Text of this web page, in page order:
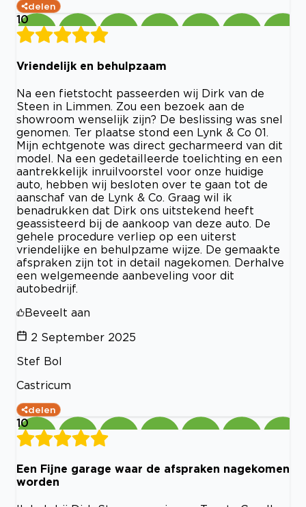
delen
10
Vriendelijk en behulpzaam
Na een fietstocht passeerden wij Dirk van de
Steen in Limmen. Zou een bezoek aan de
showroom wenselijk zijn? De beslissing was snel
genomen. Ter plaatse stond een Lynk & Co 01.
Mijn echtgenote was direct gecharmeerd van dit
model. Na een gedetailleerde toelichting en een
aantrekkelijk inruilvoorstel voor onze huidige
auto, hebben wij besloten over te gaan tot de
aanschaf van de Lynk & Co. Graag wil ik
benadrukken dat Dirk ons uitstekend heeft
geassisteerd bij de aankoop van deze auto. De
gehele procedure verliep op een uiterst
vriendelijke en behulpzame wijze. De gemaakte
afspraken zijn tot in detail nagekomen. Derhalve
een welgemeende aanbeveling voor dit
autobedrijf.
Beveelt aan
2 September 2025
Stef Bol
Castricum
delen
10
Een Fijne garage waar de afspraken nagekomen
worden